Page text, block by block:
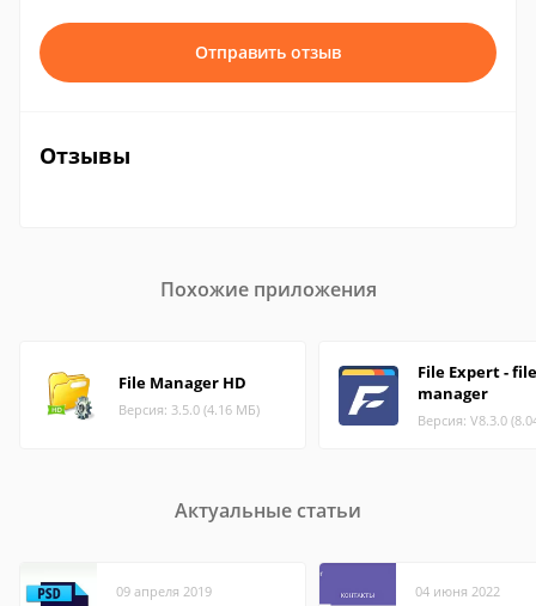
Отправить отзыв
Отзывы
Похожие приложения
File Manager HD
Версия: 3.5.0 (4.16 МБ)
File Expert - file
manager
Версия: V8.3.0
Актуальные статьи
09 апреля 2019 04 июня 2022